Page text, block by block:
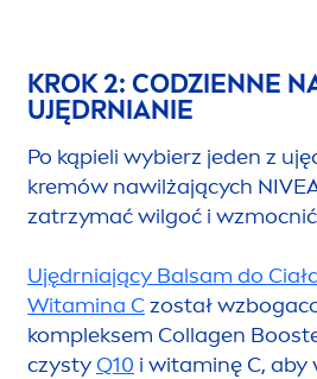
KROK 2: CODZIENNE
UJĘDRNIANIE
Po kąpieli wybierz jeden z
kremów nawilżających
zatrzymać wilgoć i
Ujędrniający Balsam do
Witamina Czostał
kompleksem Collagen
czystyQ10 i witaminę C, aby